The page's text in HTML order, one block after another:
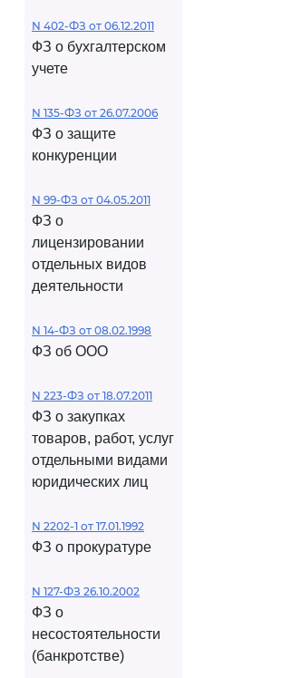
N 402-ФЗ от 06.12.2011
ФЗ о бухгалтерском
учете
N 135-ФЗ от 26.07.2006
ФЗ о защите
конкуренции
N 99-ФЗ от 04.05.2011
ФЗ о
лицензировании
отдельных видов
деятельности
N 14-ФЗ от 08.02.1998
ФЗ об ООО
N 223-ФЗ от 18.07.2011
ФЗ о закупках
товаров, работ, услуг
отдельными видами
юридических лиц
N 2202-1 от 17.01.1992
ФЗ о прокуратуре
N 127-ФЗ 26.10.2002
ФЗ о
несостоятельности
(банкротстве)